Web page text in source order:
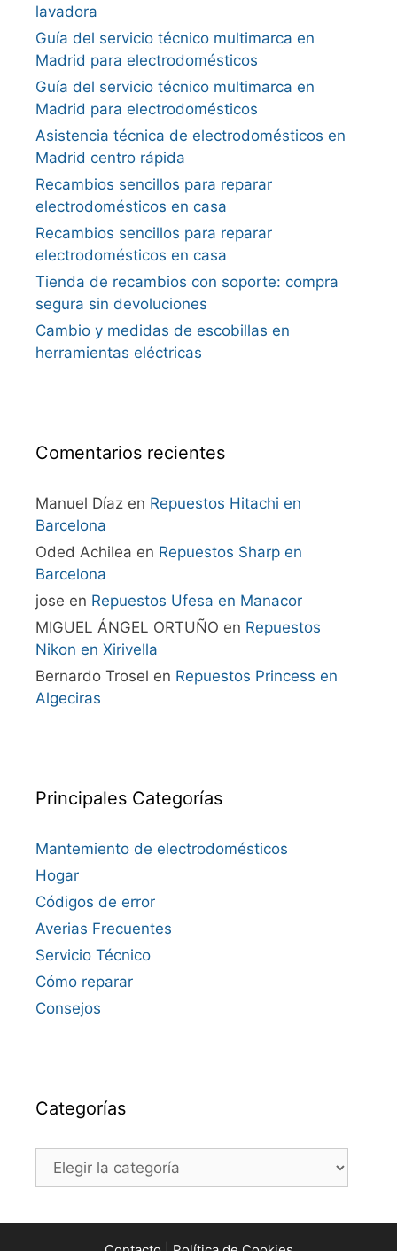
lavadora
Guía del servicio técnico multimarca en
Madrid para electrodomésticos
Guía del servicio técnico multimarca en
Madrid para electrodomésticos
Asistencia técnica de electrodomésticos en
Madrid centro rápida
Recambios sencillos para reparar
electrodomésticos en casa
Recambios sencillos para reparar
electrodomésticos en casa
Tienda de recambios con soporte: compra
segura sin devoluciones
Cambio y medidas de escobillas en
herramientas eléctricas
Comentarios recientes
Manuel Díaz en Repuestos Hitachi en
Barcelona
Oded Achilea en Repuestos Sharp en
Barcelona
jose en Repuestos Ufesa en Manacor
MIGUEL ÁNGEL ORTUÑO en Repuestos
Nikon en Xirivella
Bernardo Trosel en Repuestos Princess en
Algeciras
Principales Categorías
Mantemiento de electrodomésticos
Hogar
Códigos de error
Averias Frecuentes
Servicio Técnico
Cómo reparar
Consejos
Categorías
Categorías